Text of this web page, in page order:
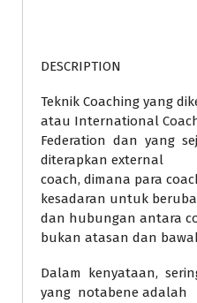
DESCRIPTION
Teknik Coaching yang
atau International
Federation dan yang
diterapkan external
coach, dimana para
kesadaran untuk
dan hubungan antara
bukan atasan dan
Dalam kenyataan,
yang notabene adalah